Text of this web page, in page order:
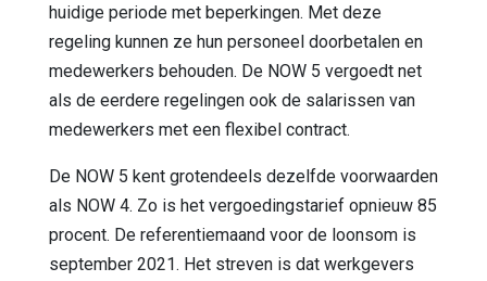
huidige periode met beperkingen. Met deze
regeling kunnen ze hun personeel doorbetalen en
medewerkers behouden. De NOW 5 vergoedt net
als de eerdere regelingen ook de salarissen van
medewerkers met een flexibel contract.
De NOW 5 kent grotendeels dezelfde voorwaarden
als NOW 4. Zo is het vergoedingstarief opnieuw 85
procent. De referentiemaand voor de loonsom is
september 2021. Het streven is dat werkgevers